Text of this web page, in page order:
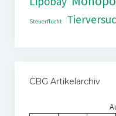
Steuerflucht
CBG Artikelarchiv